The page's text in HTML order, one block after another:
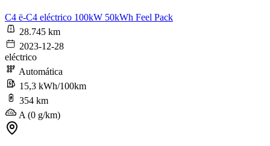
C4 ë-C4 eléctrico 100kW 50kWh Feel Pack
28.745 km
2023-12-28
eléctrico
Automática
15,3 kWh/100km
354 km
A (0 g/km)